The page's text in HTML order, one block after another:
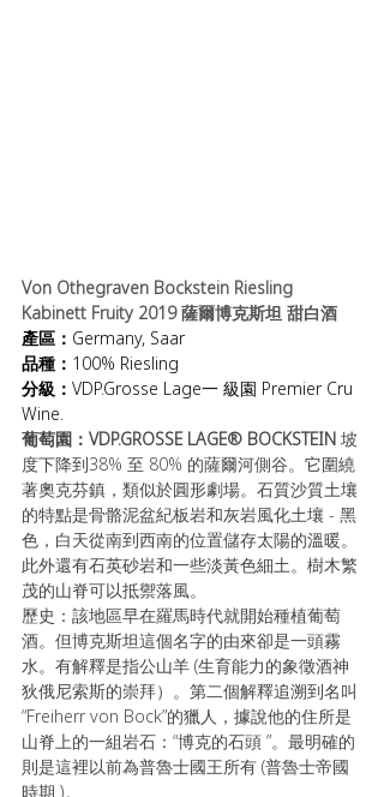
Von Othegraven Bockstein Riesling
Kabinett Fruity 2019 薩爾博克斯坦 甜白酒
產區： Germany, Saar
品種： 100% Riesling
分級： VDP.Grosse Lage一 級園 Premier Cru
Wine.
葡萄園：VDP.GROSSE LAGE® BOCKSTEIN 坡
度下降到38% 至 80% 的薩爾河側谷。它圍繞
著奧克芬鎮，類似於圓形劇場。石質沙質土壤
的特點是骨骼泥盆紀板岩和灰岩風化土壤 - 黑
色，白天從南到西南的位置儲存太陽的溫暖。
此外還有石英砂岩和一些淡黃色細土。樹木繁
茂的山脊可以抵禦落風。
歷史：該地區早在羅馬時代就開始種植葡萄
酒。但博克斯坦這個名字的由來卻是一頭霧
水。有解釋是指公山羊 (生育能力的象徵酒神
狄俄尼索斯的崇拜）。第二個解釋追溯到名叫
“Freiherr von Bock”的獵人，據說他的住所是
山脊上的一組岩石：“博克的石頭 ”。最明確的
則是這裡以前為普魯士國王所有 (普魯士帝國
時期 )。